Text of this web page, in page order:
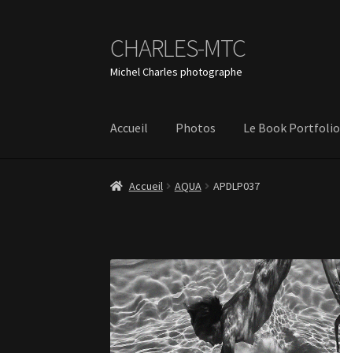
Aller
à
la
Aller
au
contenu
CHARLES-MTC
Michel Charles photographe
Accueil Photos Le Book Portfolio
Accueil AQUA APDLP037